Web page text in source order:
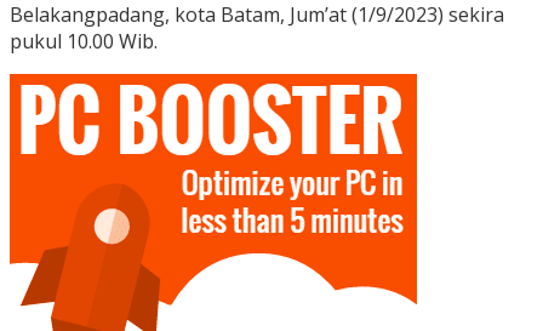
Belakangpadang, kota Batam, Jum’at (1/9/2023) sekira
pukul 10.00 Wib.